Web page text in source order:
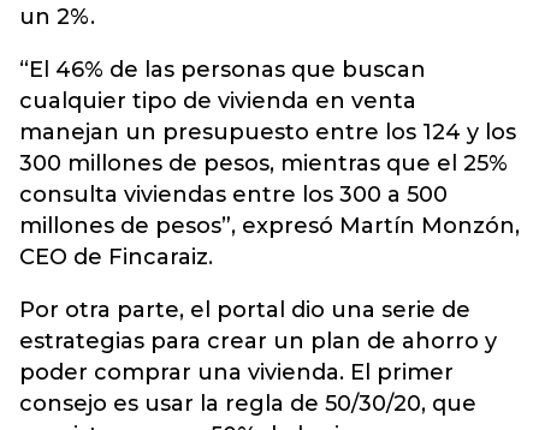
un 2%.
“El 46% de las personas que buscan
cualquier tipo de vivienda en venta
manejan un presupuesto entre los 124 y los
300 millones de pesos, mientras que el 25%
consulta viviendas entre los 300 a 500
millones de pesos”, expresó Martín Monzón,
CEO de Fincaraiz.
Por otra parte, el portal dio una serie de
estrategias para crear un plan de ahorro y
poder comprar una vivienda. El primer
consejo es usar la regla de 50/30/20, que